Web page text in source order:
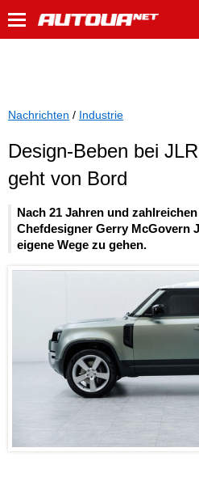
Nachrichten / Industrie
Design-Beben bei
geht von Bord
Nach 21 Jahren und
Chefdesigner Gerry McGovern
eigene Wege zu gehen.